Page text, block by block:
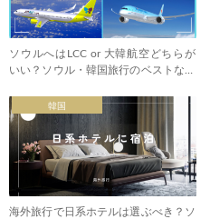
ソウルへはLCC or 大韓航空どちらが
いい？ソウル・韓国旅行のベストな航
韓国
海外旅行で日系ホテルは選ぶべき？ソ